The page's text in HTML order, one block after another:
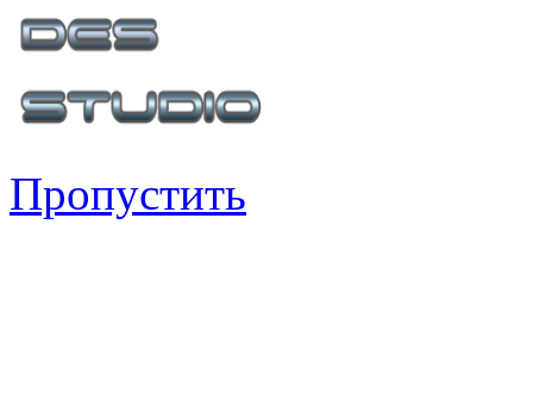
Пропустить